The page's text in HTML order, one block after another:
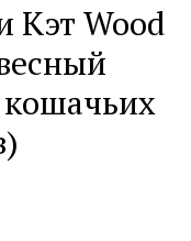
Кэт Wood